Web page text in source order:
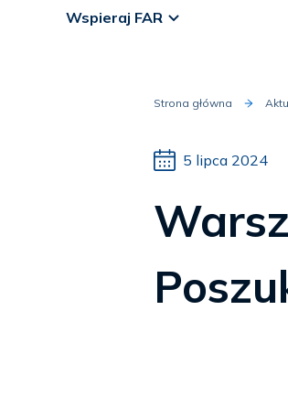
Wspieraj FAR
Strona główna
5 lipca 2024